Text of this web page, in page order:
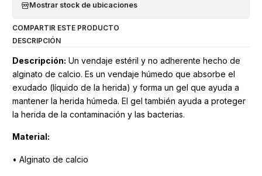
Mostrar stock de ubicaciones
COMPARTIR ESTE PRODUCTO
DESCRIPCIÓN
Descripción: Un vendaje estéril y no adherente hecho de
alginato de calcio. Es un vendaje húmedo que absorbe el
exudado (líquido de la herida) y forma un gel que ayuda a
mantener la herida húmeda. El gel también ayuda a proteger
la herida de la contaminación y las bacterias.
Material:
• Alginato de calcio